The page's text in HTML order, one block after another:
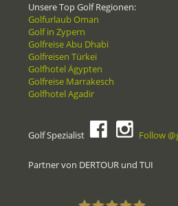
Unsere Top Golf Regionen:
Golfurlaub Oman
Golf in Zypern
Golfreise Abu Dhabi
Golfreisen Türkei
Golfhotel Ägypten
Golfreise Marrakesch
Golfhotel Agadir
Golf Spezialist Follow
Partner von DERTOUR und TUI